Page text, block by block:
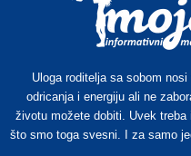
Uloga roditelja sa sobom
odricanja i energiju ali ne
životu možete dobiti. Uvek
što smo toga svesni. I za samo